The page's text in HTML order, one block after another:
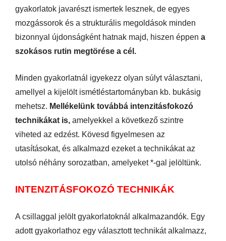
gyakorlatok javarészt ismertek lesznek, de egyes
mozgássorok és a strukturális megoldások minden
bizonnyal újdonságként hatnak majd, hiszen éppen a
szokásos rutin megtörése a cél.
Minden gyakorlatnál igyekezz olyan súlyt választani,
amellyel a kijelölt ismétléstartományban kb. bukásig
mehetsz. Mellékelünk továbbá intenzitásfokozó
technikákat is, amelyekkel a következő szintre
viheted az edzést. Kövesd figyelmesen az
utasításokat, és alkalmazd ezeket a technikákat az
utolsó néhány sorozatban, amelyeket *-gal jelöltünk.
INTENZITÁSFOKOZÓ TECHNIKÁK
A csillaggal jelölt gyakorlatoknál alkalmazandók. Egy
adott gyakorlathoz egy választott technikát alkalmazz,